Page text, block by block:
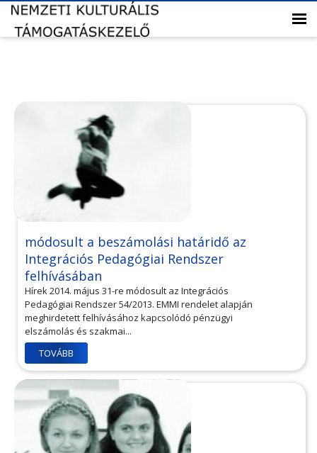
módosult a beszámolási határidő az
Integrációs Pedagógiai Rendszer
felhívásában
Hírek 2014. május 31-re módosult az Integrációs
Pedagógiai Rendszer 54/2013. EMMI rendelet alapján
meghirdetett felhívásához kapcsolódó pénzügyi
elszámolás és szakmai...
TOVÁBB